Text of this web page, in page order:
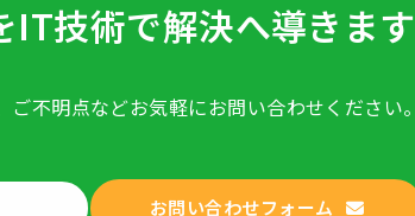
IT技術で解決へ導きます
ご不明点などお気軽にお問い合わせください。
お問い合わせフォーム